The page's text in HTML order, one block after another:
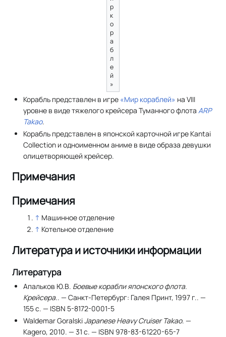
р
к
о
р
а
б
л
е
й
»
Корабль представлен в игре «Мир кораблей» на VIII
уровне в виде тяжелого крейсера Туманного флотаARP
Takao.
Корабль представлен в японской карточной игре Kantai
Collection и одноименном аниме в виде образа девушки
олицетворяющей крейсер.
Примечания
Примечания
↑ Машинное отделение
↑ Котельное отделение
Литература и источники информации
Литература
Апальков Ю.В. Боевые корабли японского флота.
Крейсера.. — Санкт-Петербург: Галея Принт, 1997 г.. —
155 с. — ISBN 5-8172-0001-5
Waldemar GoralskiJapanese Heavy Cruiser Takao. —
Kagero, 2010. — 31 с. — ISBN 978-83-61220-65-7